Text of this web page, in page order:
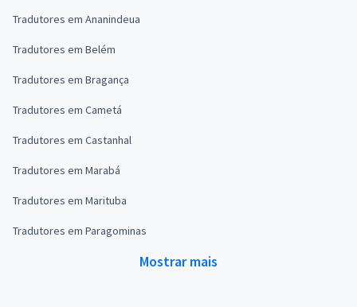
Tradutores em Ananindeua
Tradutores em Belém
Tradutores em Bragança
Tradutores em Cametá
Tradutores em Castanhal
Tradutores em Marabá
Tradutores em Marituba
Tradutores em Paragominas
Mostrar mais